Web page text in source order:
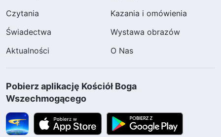
Czytania
Kazania i omówienia
Świadectwa
Wystawa obrazów
Aktualności
O Nas
Pobierz aplikację Kościół Boga
Wszechmogącego